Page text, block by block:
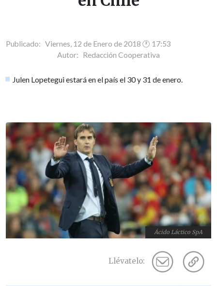
Publicado: Viernes, 12 de Enero de 2018 🕐 17:53
Autor: Redacción Cooperativa
Julen Lopetegui estará en el país el 30 y 31 de enero.
Ácido Láctico SpA
Llévatelo: